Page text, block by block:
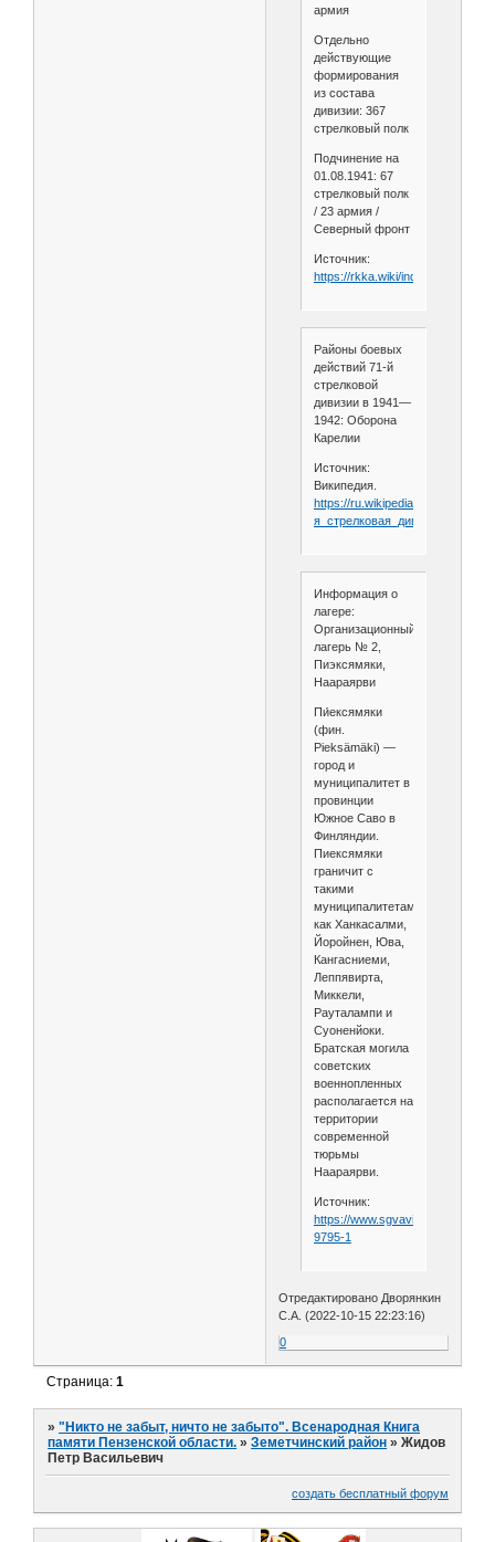
армия
Отдельно
действующие
формирования
из состава
дивизии: 367
стрелковый полк
Подчинение на
01.08.1941: 67
стрелковый полк
/ 23 армия /
Северный фронт
Источник:
https://rkka.wiki/index.php/
Районы боевых
действий 71-й
стрелковой
дивизии в 1941—
1942: Оборона
Карелии
Источник:
Википедия.
https://ru.wikipedia.org/wiki/71-
я_стрелковая_дивизия
Информация о
лагере:
Организационный
лагерь № 2,
Пиэксямяки,
Наараярви
Пи́ексямяки
(фин.
Pieksämäki) —
город и
муниципалитет в
провинции
Южное Саво в
Финляндии.
Пиексямяки
граничит с
такими
муниципалитетами,
как Ханкасалми,
Йоройнен, Юва,
Кангасниеми,
Леппявирта,
Миккели,
Рауталампи и
Суоненйоки.
Братская могила
советских
военнопленных
располагается на
территории
современной
тюрьмы
Наараярви.
Источник:
https://www.sgvavia.ru/forum/
9795-1
Отредактировано Дворянкин
С.А. (2022-10-15 22:23:16)
0
Страница:1
»"Никто не забыт, ничто не забыто". Всенародная Книга
памяти Пензенской области. »Земетчинский район »Жидов
Петр Васильевич
создать бесплатный форум